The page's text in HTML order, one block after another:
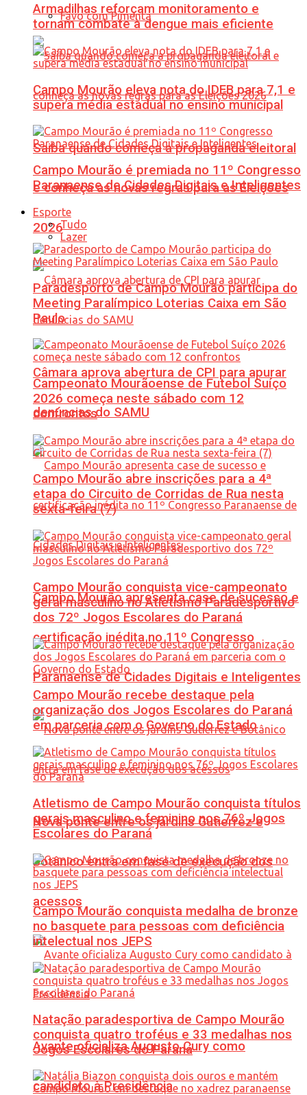
Favo com Pimenta
Saiba quando começa a propaganda eleitoral
e conheça as novas regras para as Eleições
2026
Câmara aprova abertura de CPI para apurar
denúncias do SAMU
Campo Mourão apresenta case de sucesso e
certificação inédita no 11º Congresso
Paranaense de Cidades Digitais e Inteligentes
Nova ponte entre os jardins Gutierrez e
Botânico entra em fase de execução dos
acessos
Avante oficializa Augusto Cury como
candidato à Presidência
Armadilhas reforçam monitoramento e
tornam combate à dengue mais eficiente
Campo Mourão eleva nota do IDEB para 7,1 e
supera média estadual no ensino municipal
Campo Mourão é premiada no 11º Congresso
Paranaense de Cidades Digitais e Inteligentes
Esporte
Tudo
Lazer
Paradesporto de Campo Mourão participa do
Meeting Paralímpico Loterias Caixa em São
Paulo
Campeonato Mourãoense de Futebol Suíço
2026 começa neste sábado com 12
confrontos
Campo Mourão abre inscrições para a 4ª
etapa do Circuito de Corridas de Rua nesta
sexta-feira (7)
Campo Mourão conquista vice-campeonato
geral masculino no Atletismo Paradesportivo
dos 72º Jogos Escolares do Paraná
Campo Mourão recebe destaque pela
organização dos Jogos Escolares do Paraná
em parceria com o Governo do Estado
Atletismo de Campo Mourão conquista títulos
gerais masculino e feminino nos 76º Jogos
Escolares do Paraná
Campo Mourão conquista medalha de bronze
no basquete para pessoas com deficiência
intelectual nos JEPS
Natação paradesportiva de Campo Mourão
conquista quatro troféus e 33 medalhas nos
Jogos Escolares do Paraná